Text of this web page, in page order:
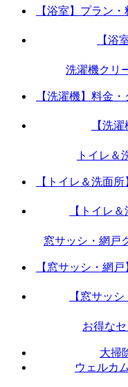
【浴室】プラン
【浴
洗濯機クリ
【洗濯機】料金
【洗
トイレ＆
【トイレ＆洗面
【トイレ
窓サッシ・網戸
【窓サッシ・網
【窓サッ
お得な
大掃
ウェルカ